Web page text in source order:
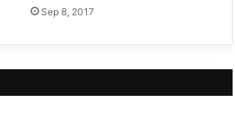
Sep 8, 2017